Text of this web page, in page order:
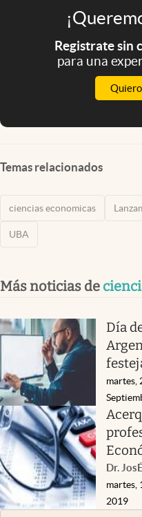
Registrate sin
para una
Temas relacionados
ciencias economicas
UBA
Más noticias de
Día
martes,
Dr.
martes,
2019